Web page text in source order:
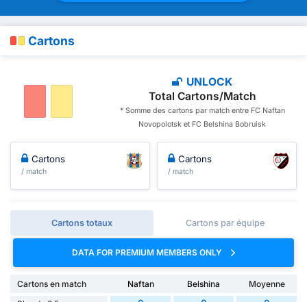
Cartons
UNLOCK
Total Cartons/Match
* Somme des cartons par match entre FC Naftan
Novopolotsk et FC Belshina Bobruisk
Cartons
/ match
Cartons
/ match
Cartons totaux Cartons par équipe
DATA FOR PREMIUM MEMBERS ONLY
Cartons en match Naftan Belshina
Moyenne